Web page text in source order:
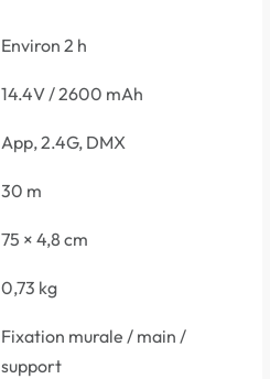
Environ 2 h
14.4V / 2600 mAh
App, 2.4G, DMX
30 m
75 × 4,8 cm
0,73 kg
Fixation murale / main /
support